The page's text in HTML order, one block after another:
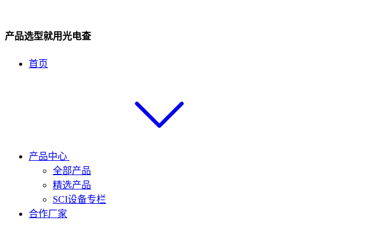
产品选型就用光电查
首页
产品中心
全部产品
精选产品
SCI设备专栏
合作厂家